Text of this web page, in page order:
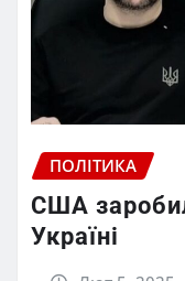
ПОЛІТИКА
США
Україні